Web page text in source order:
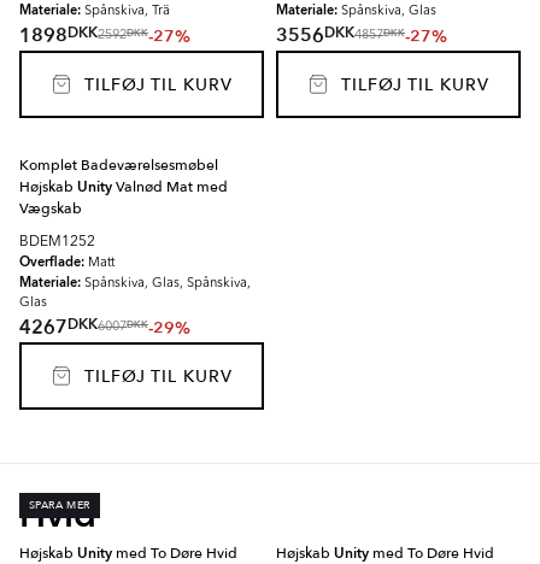
Materiale: Spånskiva, Trä
1898DKK2592DKK-27%
TILFØJ TIL KURV
Materiale: Spånskiva, Glas
3556DKK4857DKK-27%
TILFØJ TIL KURV
Komplet Badeværelsesmøbel
Højskab UnityValnød Mat med
Vægskab
BDEM1252
Overflade: Matt
Materiale: Spånskiva, Glas, Spånskiva,
Glas
4267DKK6007DKK-29%
TILFØJ TIL KURV
Hvid
SPARA MER
Højskab Unity med To Døre Hvid
Højskab Unity med To Døre Hvid